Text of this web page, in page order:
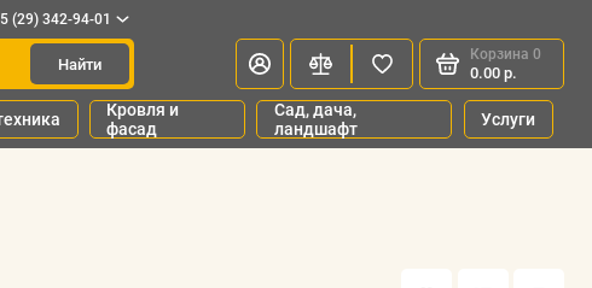
(29) 342-94-01
Найти
Корзина 0
0.00 р.
Кровля и
фасад
Сад, дача,
ландшафт
Услуги